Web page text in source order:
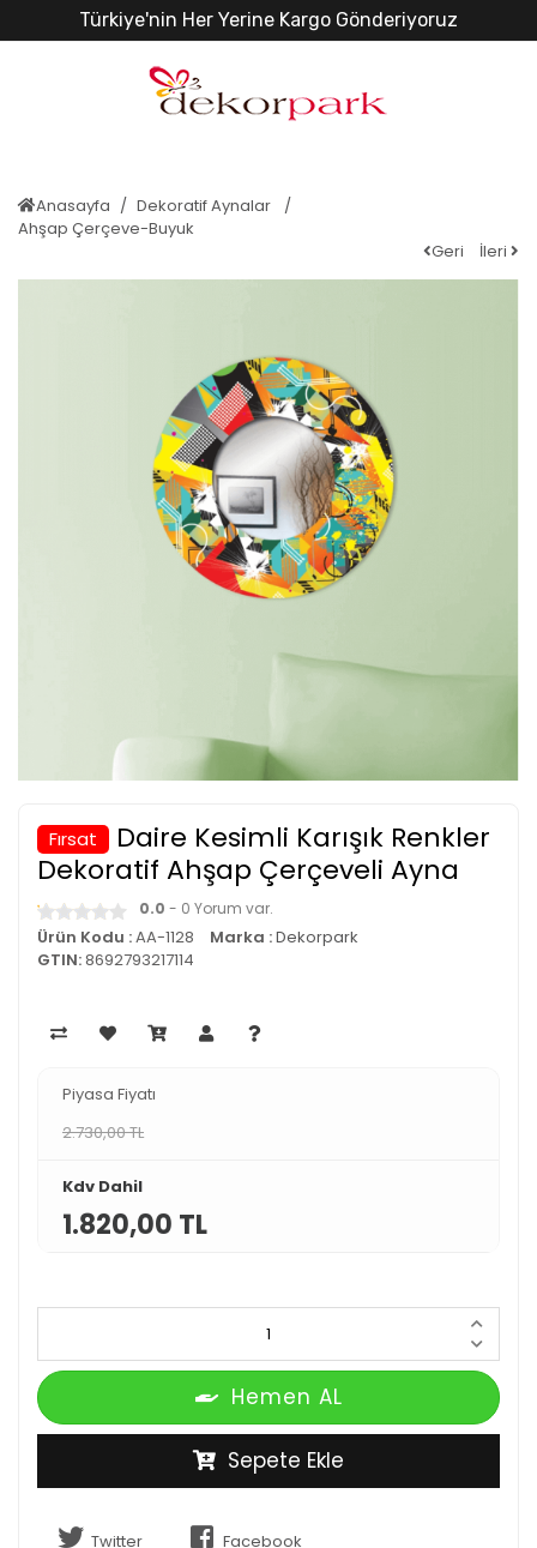
Türkiye'nin Her Yerine Kargo Gönderiyoruz
Anasayfa
Dekoratif Aynalar
Ahşap Çerçeve-Buyuk
Geri
İleri
Fırsat
Daire Kesimli Karışık Renkler
Dekoratif Ahşap Çerçeveli Ayna
0.0 - 0 Yorum var.
Ürün Kodu :AA-1128 Marka :Dekorpark
GTIN:8692793217114
Piyasa Fiyatı
2.730,00 TL
Kdv Dahil
1.820,00 TL
Hemen AL
Sepete Ekle
Twitter Facebook